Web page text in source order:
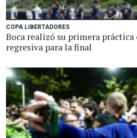
COPA LIBERTADORES
Boca realizó su primera práctica
regresiva para la final